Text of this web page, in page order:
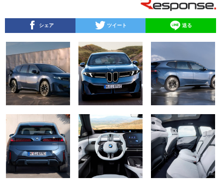
シェア ツイート 送る